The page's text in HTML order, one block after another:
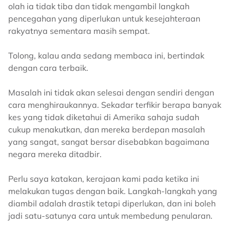
olah ia tidak tiba dan tidak mengambil langkah
pencegahan yang diperlukan untuk kesejahteraan
rakyatnya sementara masih sempat.
Tolong, kalau anda sedang membaca ini, bertindak
dengan cara terbaik.
Masalah ini tidak akan selesai dengan sendiri dengan
cara menghiraukannya. Sekadar terfikir berapa banyak
kes yang tidak diketahui di Amerika sahaja sudah
cukup menakutkan, dan mereka berdepan masalah
yang sangat, sangat bersar disebabkan bagaimana
negara mereka ditadbir.
Perlu saya katakan, kerajaan kami pada ketika ini
melakukan tugas dengan baik. Langkah-langkah yang
diambil adalah drastik tetapi diperlukan, dan ini boleh
jadi satu-satunya cara untuk membedung penularan.